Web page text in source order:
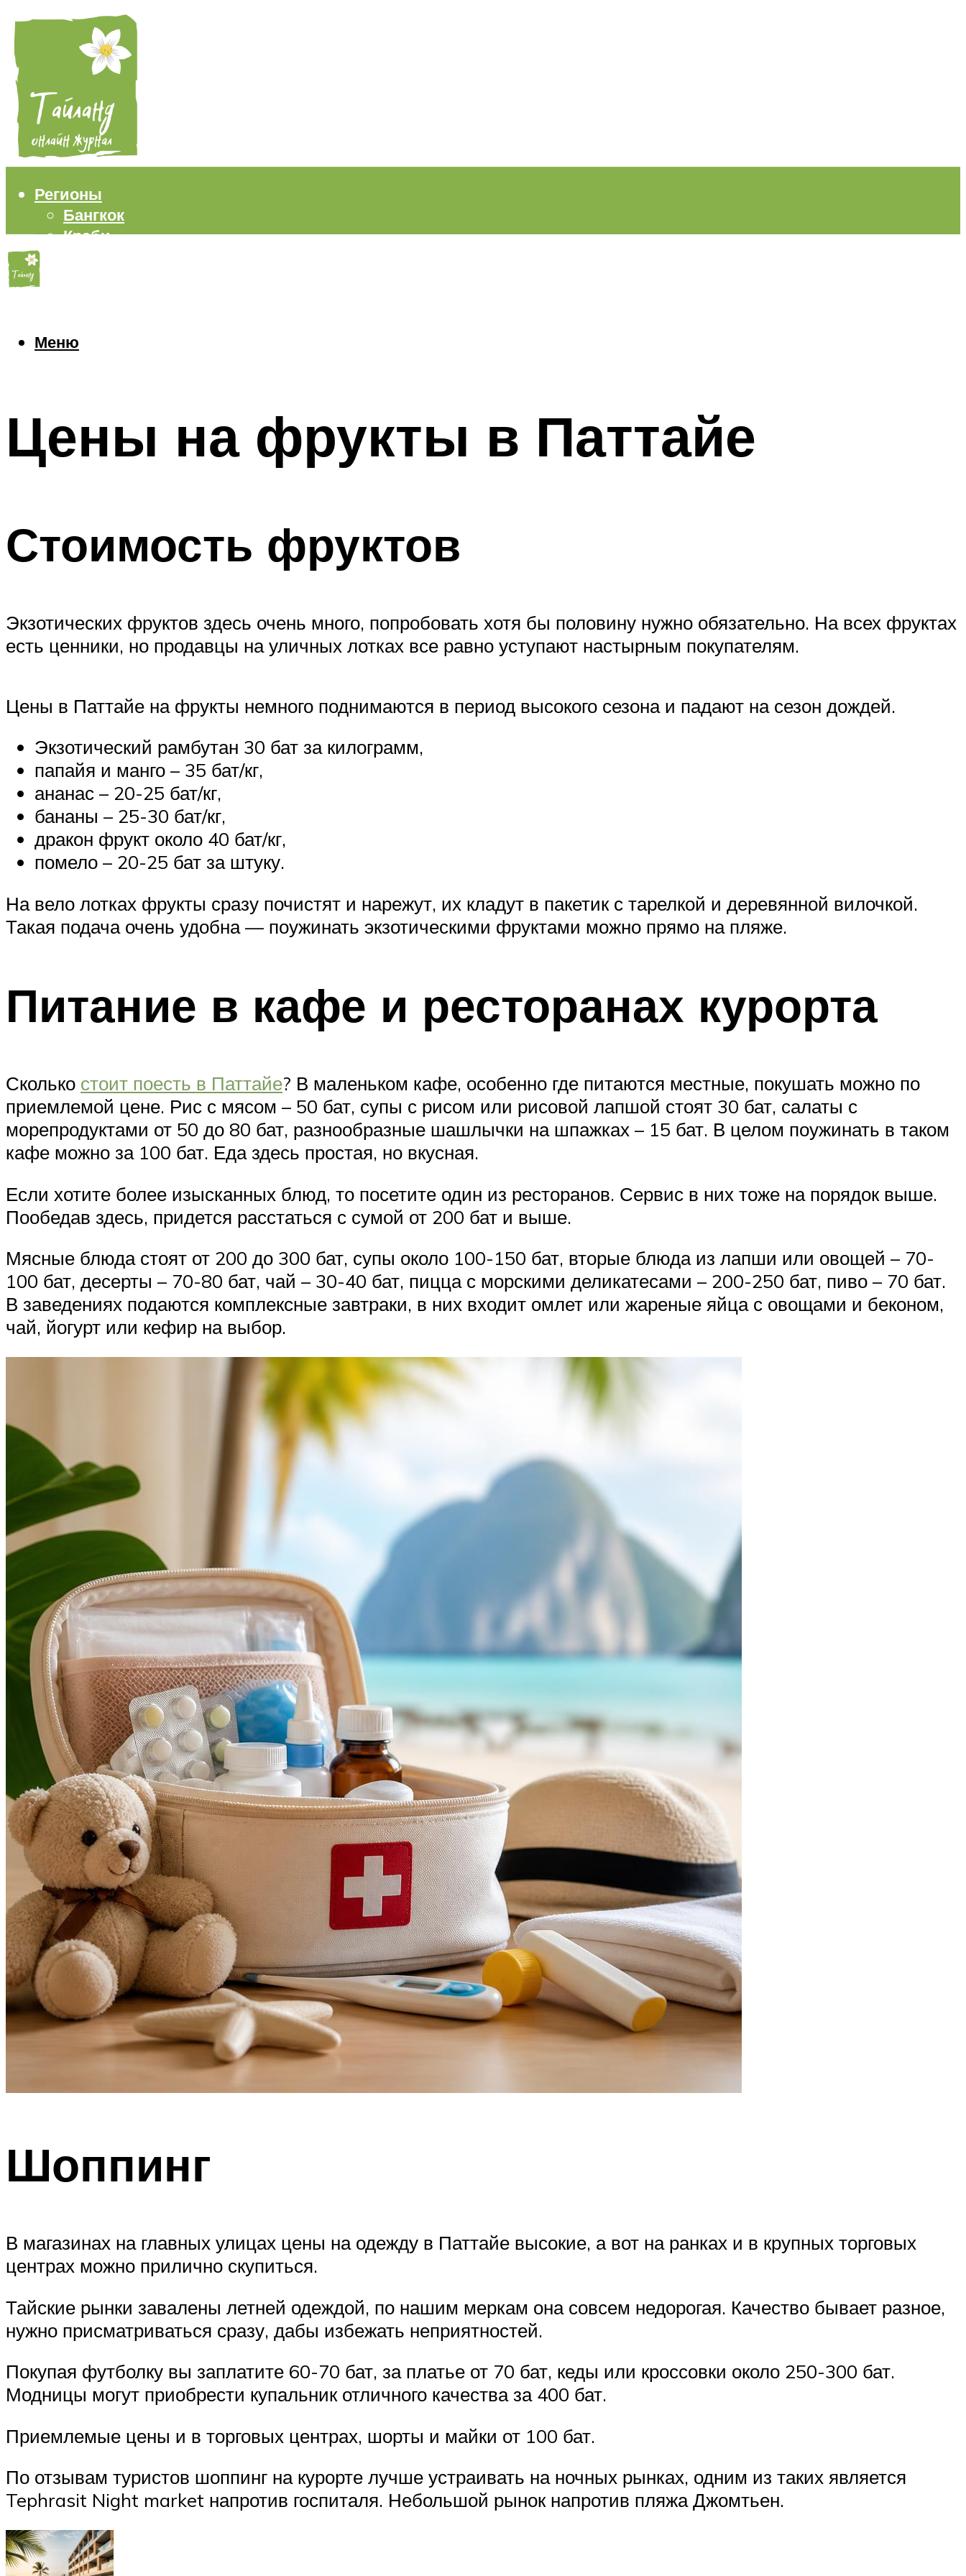
Регионы
Бангкок
Краби
Еда
Меню
Меню
Цены на фрукты в Паттайе
Стоимость фруктов
Экзотических фруктов здесь очень много, попробовать хотя бы половину нужно обязательно. На всех фруктах
есть ценники, но продавцы на уличных лотках все равно уступают настырным покупателям.
Цены в Паттайе на фрукты немного поднимаются в период высокого сезона и падают на сезон дождей.
Экзотический рамбутан 30 бат за килограмм,
папайя и манго – 35 бат/кг,
ананас – 20-25 бат/кг,
бананы – 25-30 бат/кг,
дракон фрукт около 40 бат/кг,
помело – 20-25 бат за штуку.
На вело лотках фрукты сразу почистят и нарежут, их кладут в пакетик с тарелкой и деревянной вилочкой.
Такая подача очень удобна — поужинать экзотическими фруктами можно прямо на пляже.
Питание в кафе и ресторанах курорта
Сколько стоит поесть в Паттайе? В маленьком кафе, особенно где питаются местные, покушать можно по
приемлемой цене. Рис с мясом – 50 бат, супы с рисом или рисовой лапшой стоят 30 бат, салаты с
морепродуктами от 50 до 80 бат, разнообразные шашлычки на шпажках – 15 бат. В целом поужинать в таком
кафе можно за 100 бат. Еда здесь простая, но вкусная.
Если хотите более изысканных блюд, то посетите один из ресторанов. Сервис в них тоже на порядок выше.
Пообедав здесь, придется расстаться с сумой от 200 бат и выше.
Мясные блюда стоят от 200 до 300 бат, супы около 100-150 бат, вторые блюда из лапши или овощей – 70-
100 бат, десерты – 70-80 бат, чай – 30-40 бат, пицца с морскими деликатесами – 200-250 бат, пиво – 70 бат.
В заведениях подаются комплексные завтраки, в них входит омлет или жареные яйца с овощами и беконом,
чай, йогурт или кефир на выбор.
Шоппинг
В магазинах на главных улицах цены на одежду в Паттайе высокие, а вот на ранках и в крупных торговых
центрах можно прилично скупиться.
Тайские рынки завалены летней одеждой, по нашим меркам она совсем недорогая. Качество бывает разное,
нужно присматриваться сразу, дабы избежать неприятностей.
Покупая футболку вы заплатите 60-70 бат, за платье от 70 бат, кеды или кроссовки около 250-300 бат.
Модницы могут приобрести купальник отличного качества за 400 бат.
Приемлемые цены и в торговых центрах, шорты и майки от 100 бат.
По отзывам туристов шоппинг на курорте лучше устраивать на ночных рынках, одним из таких является
Tephrasit Night market напротив госпиталя. Небольшой рынок напротив пляжа Джомтьен.